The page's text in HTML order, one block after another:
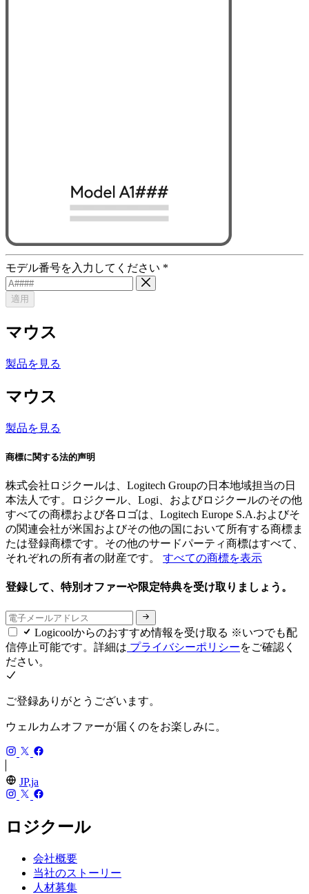
モデル番号を入力してください *
適用
マウス
製品を見る
マウス
製品を見る
商標に関する法的声明
株式会社ロジクールは、Logitech Groupの日本地域担当の日
本法人です。ロジクール、Logi、およびロジクールのその他
すべての商標および各ロゴは、Logitech Europe S.A.およびそ
の関連会社が米国およびその他の国において所有する商標ま
たは登録商標です。その他のサードパーティ商標はすべて、
それぞれの所有者の財産です。 すべての商標を表示
登録して、特別オファーや限定特典を受け取りましょう。
Logicoolからのおすすめ情報を受け取る ※いつでも配
信停止可能です。詳細は プライバシーポリシーをご確認く
ださい。
ご登録ありがとうございます。
ウェルカムオファーが届くのをお楽しみに。
JP,ja
ロジクール
会社概要
当社のストーリー
人材募集